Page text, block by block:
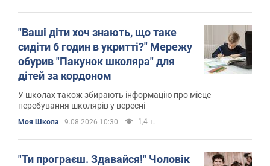
"Ваші діти хоч знають, що таке
сидіти 6 годин в укритті?" Мережу
обурив "Пакунок школяра" для
дітей за кордоном
У школах також збирають інформацію про місце
перебування школярів у вересні
Моя Школа 9.08.2026 10:30 1,4 т.
"Ти програєш. Здавайся!" Чоловік